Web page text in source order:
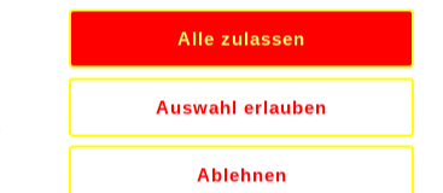
Alle zulassen
Auswahl erlauben
Ablehnen